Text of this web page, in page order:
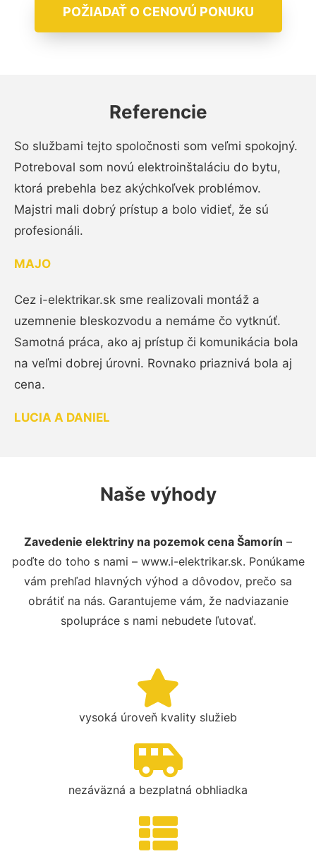
POŽIADAŤ O CENOVÚ PONUKU
Referencie
So službami tejto spoločnosti som veľmi spokojný.
Potreboval som novú elektroinštaláciu do bytu,
ktorá prebehla bez akýchkoľvek problémov.
Majstri mali dobrý prístup a bolo vidieť, že sú
profesionáli.
MAJO
Cez i-elektrikar.sk sme realizovali montáž a
uzemnenie bleskozvodu a nemáme čo vytknúť.
Samotná práca, ako aj prístup či komunikácia bola
na veľmi dobrej úrovni. Rovnako priaznivá bola aj
cena.
LUCIA A DANIEL
Naše výhody
Zavedenie elektriny na pozemok cena Šamorín –
poďte do toho s nami – www.i-elektrikar.sk. Ponúkame
vám prehľad hlavných výhod a dôvodov, prečo sa
obrátiť na nás. Garantujeme vám, že nadviazanie
spolupráce s nami nebudete ľutovať.
vysoká úroveň kvality služieb
nezáväzná a bezplatná obhliadka